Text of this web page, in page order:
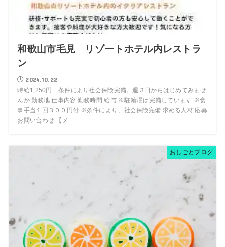
和歌山市毛見 リゾートホテル内レストラ
ン
2024.10.22
時給1,250円 条件により社会保険完備。週３日からはじめてみませ
んか 勤務地 仕事内容 勤務時間 給与 ※駐輪場は完備しています ※食
事手当１回３００円付 ※条件により、社会保険完備 求める人材 応募
お問い合わせ 【メ...
おしごとブログ